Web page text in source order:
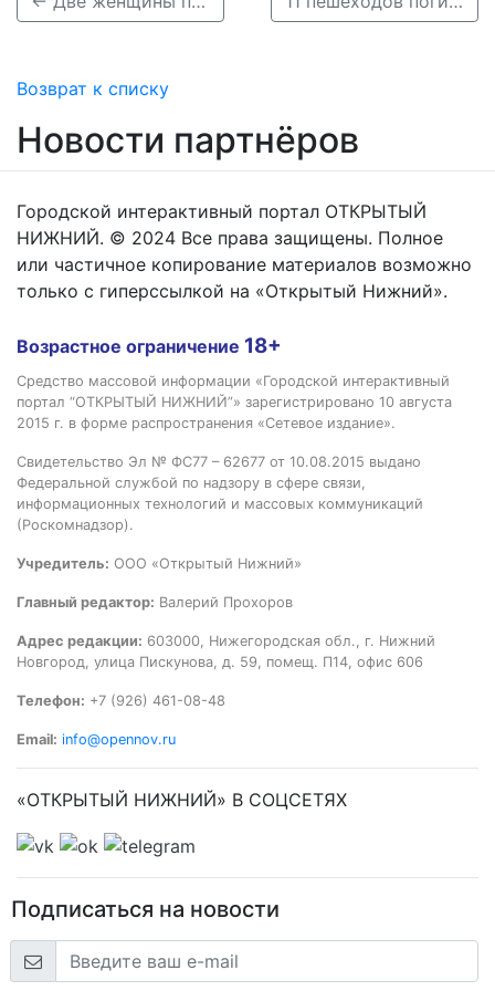
Возврат к списку
Новости партнёров
Городской интерактивный портал ОТКРЫТЫЙ
НИЖНИЙ. © 2024 Все права защищены. Полное
или частичное копирование материалов возможно
только с гиперссылкой на «Открытый Нижний».
Возрастное ограничение 18+
Средство массовой информации «Городской интерактивный
портал “ОТКРЫТЫЙ НИЖНИЙ”» зарегистрировано 10 августа
2015 г. в форме распространения «Сетевое издание».
Свидетельство Эл № ФС77 – 62677 от 10.08.2015 выдано
Федеральной службой по надзору в сфере связи,
информационных технологий и массовых коммуникаций
(Роскомнадзор).
Учредитель: ООО «Открытый Нижний»
Главный редактор: Валерий Прохоров
Адрес редакции: 603000, Нижегородская обл., г. Нижний
Новгород, улица Пискунова, д. 59, помещ. П14, офис 606
Телефон: +7 (926) 461-08-48
Email: info@opennov.ru
«ОТКРЫТЫЙ НИЖНИЙ» В СОЦСЕТЯХ
Подписаться на новости